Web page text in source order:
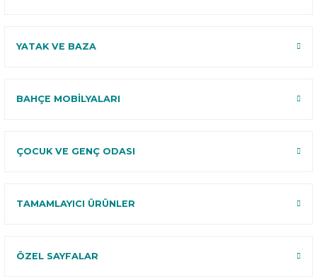
YATAK VE BAZA
BAHÇE MOBİLYALARI
ÇOCUK VE GENÇ ODASI
TAMAMLAYICI ÜRÜNLER
ÖZEL SAYFALAR